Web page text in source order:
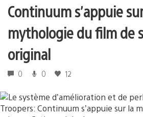
Continuum s’appuie
mythologie du film de
original
0 0 12